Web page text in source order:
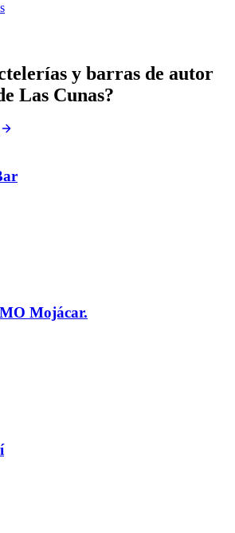
y barras de autor
Las Cunas?
Mojácar.